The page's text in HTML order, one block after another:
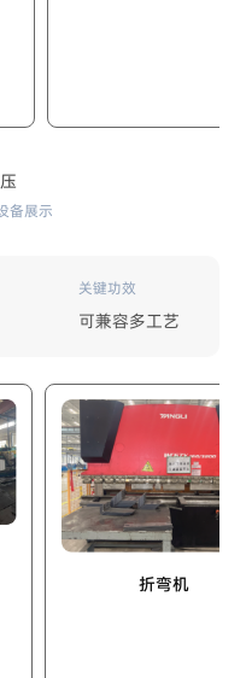
备展示
关键功效
可兼容多工艺